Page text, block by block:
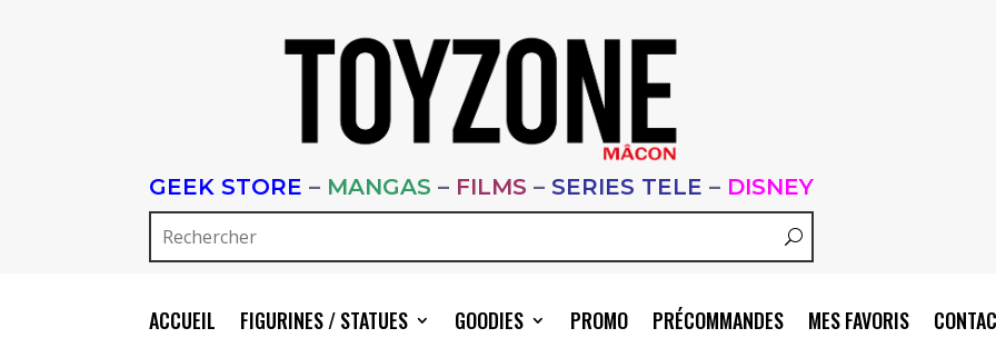
GEEK STORE – MANGAS– FILMS – SERIES TELE – DISNEY
ACCUEIL FIGURINES / STATUES GOODIES PROMO PRÉCOMMANDES MES FAVORIS